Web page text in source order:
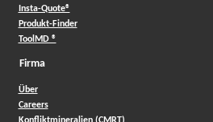
Insta-Quote®
Produkt-Finder
ToolMD ®
Firma
Über
Careers